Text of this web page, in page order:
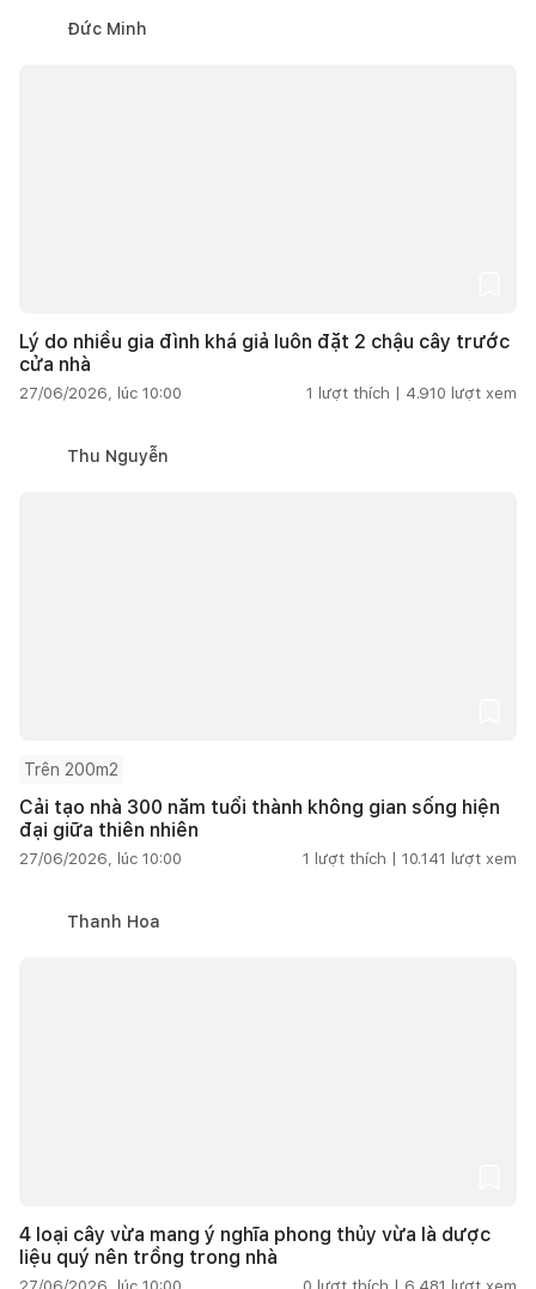
Đức Minh
Lý do nhiều gia đình khá giả luôn đặt 2 chậu cây trước
cửa nhà
27/06/2026, lúc 10:00 1 lượt thích | 4.910 lượt xem
Thu Nguyễn
Trên 200m2
Cải tạo nhà 300 năm tuổi thành không gian sống hiện
đại giữa thiên nhiên
27/06/2026, lúc 10:00 1 lượt thích | 10.141 lượt xem
Thanh Hoa
4 loại cây vừa mang ý nghĩa phong thủy vừa là dược
liệu quý nên trồng trong nhà